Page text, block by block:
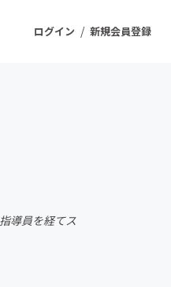
ログイン / 新規会員登録
導員を経てス